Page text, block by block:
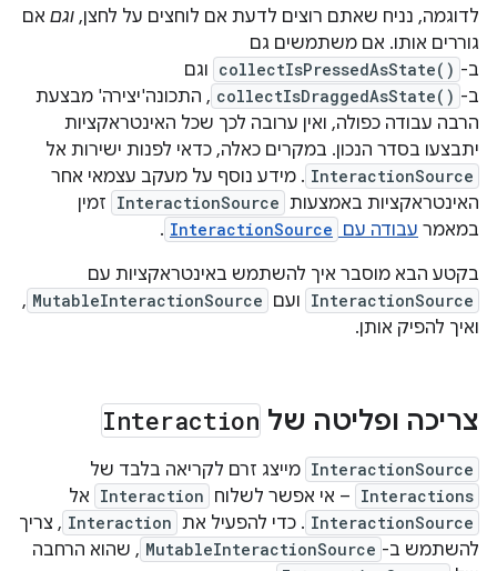
לדוגמה, נניח שאתם רוצים לדעת אם לוחצים על לחצן, וגם אם
גוררים אותו. אם משתמשים גם
ב- collectIsPressedAsState() וגם
ב- collectIsDraggedAsState() , התכונה'יצירה' מבצעת
הרבה עבודה כפולה, ואין ערובה לכך שכל האינטראקציות
יתבצעו בסדר הנכון. במקרים כאלה, כדאי לפנות ישירות אל
InteractionSource . מידע נוסף על מעקב עצמאי אחר
האינטראקציות באמצעות InteractionSource זמין
במאמר עבודה עם InteractionSource
.
בקטע הבא מוסבר איך להשתמש באינטראקציות עם
InteractionSource ועם MutableInteractionSource
,
ואיך להפיק אותן.
צריכה ופליטה של Interaction
InteractionSource מייצג זרם לקריאה בלבד של
Interactions – אי אפשר לשלוח Interaction אל
InteractionSource . כדי להפעיל את Interaction , צריך
להשתמש ב- MutableInteractionSource , שהוא הרחבה